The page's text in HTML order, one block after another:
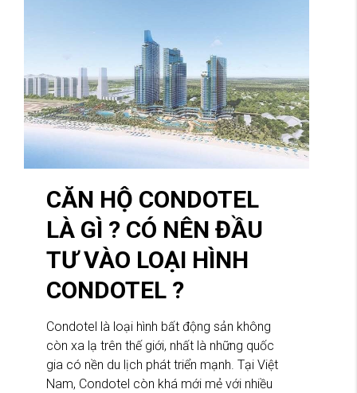
CĂN HỘ CONDOTEL
LÀ GÌ ? CÓ NÊN ĐẦU
TƯ VÀO LOẠI HÌNH
CONDOTEL ?
Condotel là loại hình bất động sản không
còn xa lạ trên thế giới, nhất là những quốc
gia có nền du lịch phát triển mạnh. Tại Việt
Nam, Condotel còn khá mới mẻ với nhiều